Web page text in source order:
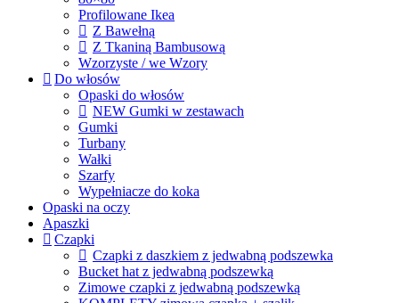
Profilowane Ikea
Z Bawełną
Z Tkaniną Bambusową
Wzorzyste / we Wzory
Do włosów
Opaski do włosów
NEW Gumki w zestawach
Gumki
Turbany
Wałki
Szarfy
Wypełniacze do koka
Opaski na oczy
Apaszki
Czapki
Czapki z daszkiem z jedwabną podszewka
Bucket hat z jedwabną podszewką
Zimowe czapki z jedwabną podszewką